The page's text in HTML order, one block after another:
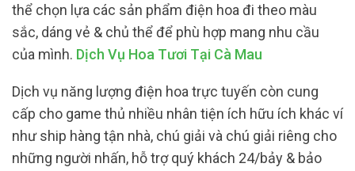
thể chọn lựa các sản phẩm điện hoa đi theo màu
sắc, dáng vẻ & chủ thể để phù hợp mang nhu cầu
của mình. Dịch Vụ Hoa Tươi Tại Cà Mau
Dịch vụ năng lượng điện hoa trực tuyến còn cung
cấp cho game thủ nhiều nhân tiện ích hữu ích khác ví
như ship hàng tận nhà, chú giải và chú giải riêng cho
những người nhấn, hỗ trợ quý khách 24/bảy & bảo